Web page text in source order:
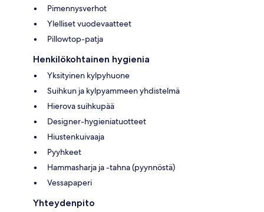
Pimennysverhot
Ylelliset vuodevaatteet
Pillowtop-patja
Henkilökohtainen hygienia
Yksityinen kylpyhuone
Suihkun ja kylpyammeen yhdistelmä
Hierova suihkupää
Designer-hygieniatuotteet
Hiustenkuivaaja
Pyyhkeet
Hammasharja ja -tahna (pyynnöstä)
Vessapaperi
Yhteydenpito